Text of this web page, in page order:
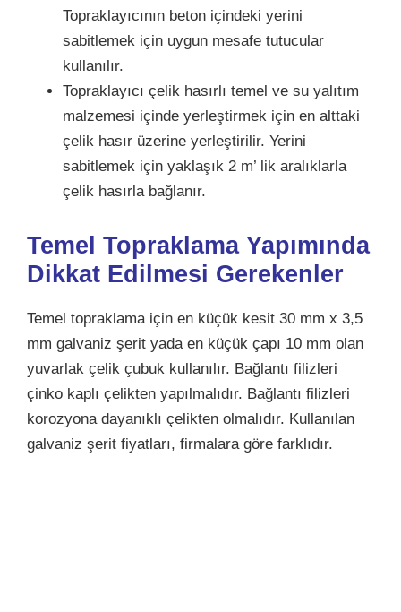
Topraklayıcının beton içindeki yerini
sabitlemek için uygun mesafe tutucular
kullanılır.
Topraklayıcı çelik hasırlı temel ve su yalıtım
malzemesi içinde yerleştirmek için en alttaki
çelik hasır üzerine yerleştirilir. Yerini
sabitlemek için yaklaşık 2 m’ lik aralıklarla
çelik hasırla bağlanır.
Temel Topraklama Yapımında
Dikkat Edilmesi Gerekenler
Temel topraklama için en küçük kesit 30 mm x 3,5
mm galvaniz şerit yada en küçük çapı 10 mm olan
yuvarlak çelik çubuk kullanılır. Bağlantı filizleri
çinko kaplı çelikten yapılmalıdır. Bağlantı filizleri
korozyona dayanıklı çelikten olmalıdır. Kullanılan
galvaniz şerit fiyatları, firmalara göre farklıdır.